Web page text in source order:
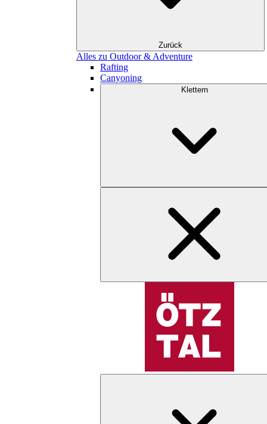
Zurück
Alles zu Outdoor & Adventure
Rafting
Canyoning
Klettern